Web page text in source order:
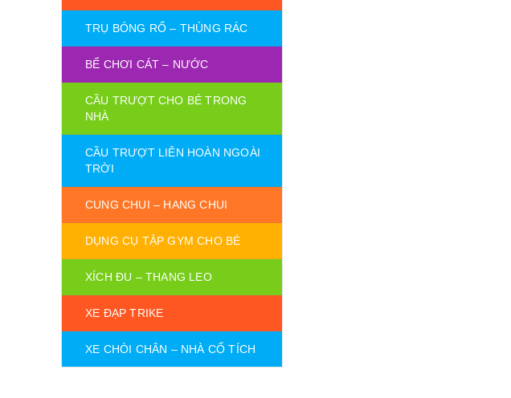
TRỤ BÓNG RỔ – THÙNG RÁC
BỂ CHƠI CÁT – NƯỚC
CẦU TRƯỢT CHO BÉ TRONG
NHÀ
CẦU TRƯỢT LIÊN HOÀN NGOÀI
TRỜI
CUNG CHUI – HANG CHUI
DỤNG CỤ TẬP GYM CHO BÉ
XÍCH ĐU – THANG LEO
XE ĐẠP TRIKE
XE CHÒI CHÂN – NHÀ CỔ TÍCH